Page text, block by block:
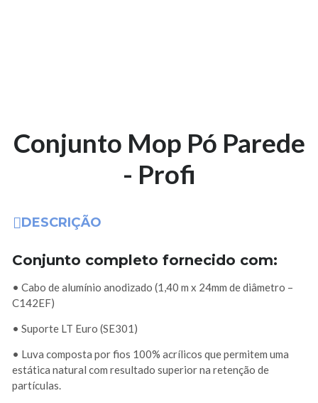
Conjunto Mop Pó Parede
- Profi
DESCRIÇÃO
Conjunto completo fornecido com:
• Cabo de alumínio anodizado (1,40 m x 24mm de diâmetro –
C142EF)
• Suporte LT Euro (SE301)
• Luva composta por fios 100% acrílicos que permitem uma
estática natural com resultado superior na retenção de
partículas.